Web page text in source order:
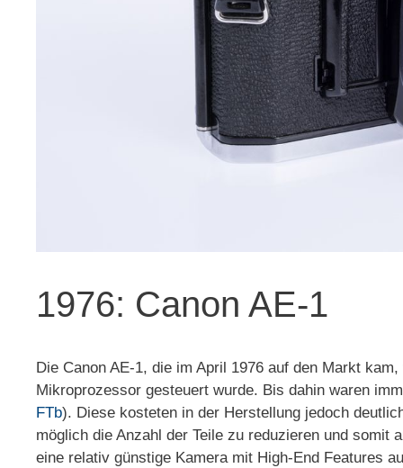
1976: Canon AE-1
Die Canon AE-1, die im April 1976 auf den Markt
Mikroprozessor gesteuert wurde. Bis dahin waren
FTb). Diese kosteten in der Herstellung jedoch
möglich die Anzahl der Teile zu reduzieren und
eine relativ günstige Kamera mit High-End Features